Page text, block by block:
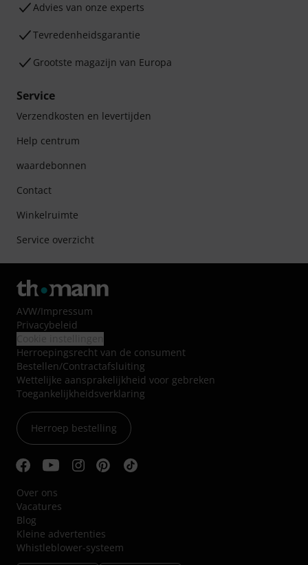
Advies van onze experts
Tevredenheidsgarantie
Grootste magazijn van Europa
Service
Verzendkosten en levertijden
Help centrum
waardebonnen
Contact
Winkelruimte
Service overzicht
AVW/Impressum
Privacybeleid
Herroepingsrecht van de consument
Bestellen/Contractafsluiting
Wettelijke aansprakelijkheid voor gebreken
Toegankelijkheidsverklaring
Herroep bestelling
Over ons
Vacatures
Blog
Kleine advertenties
Whistleblower-systeem